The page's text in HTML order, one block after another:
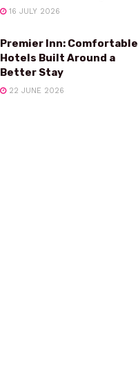
16 JULY 2026
Premier Inn: Comfortable
Hotels Built Around a
Better Stay
22 JUNE 2026